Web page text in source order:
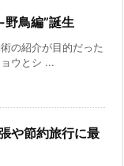
鳥編”誕生
の紹介が目的だった
ウとシ ...
や節約旅行に最